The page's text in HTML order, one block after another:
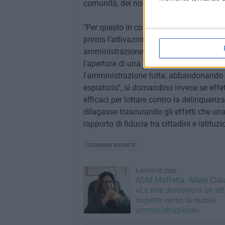
comunità, dei nostri, abbiano
"Per questo in collaborazione con le
primis l'attivazione del Comitato per il
amministrazione e il presidente del
l'apertura di una sede distaccata in
l'amministrazione tutta,
espiatorio", si domandino invece se
efficaci per lottare contro la
dilagasse trascurando gli effetti che
rapporto di fiducia tra cittadini e
GIOVANNI INFANTE
6 AGOSTO 2026
ASM Molfetta, Adele
«Le mie dimissioni un
rispetto verso la nuova
amministrazione»